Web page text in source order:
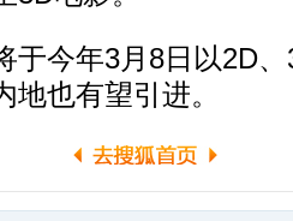
今年3月8日以2D、
也有望引进。